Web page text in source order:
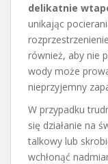
delikatnie
unikając
również, aby nie
wody może
nieprzyjemny
W przypadku
się działanie na
talkowy lub
wchłonąć